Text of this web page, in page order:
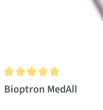
Durchschnittliche
Bioptron MedAll